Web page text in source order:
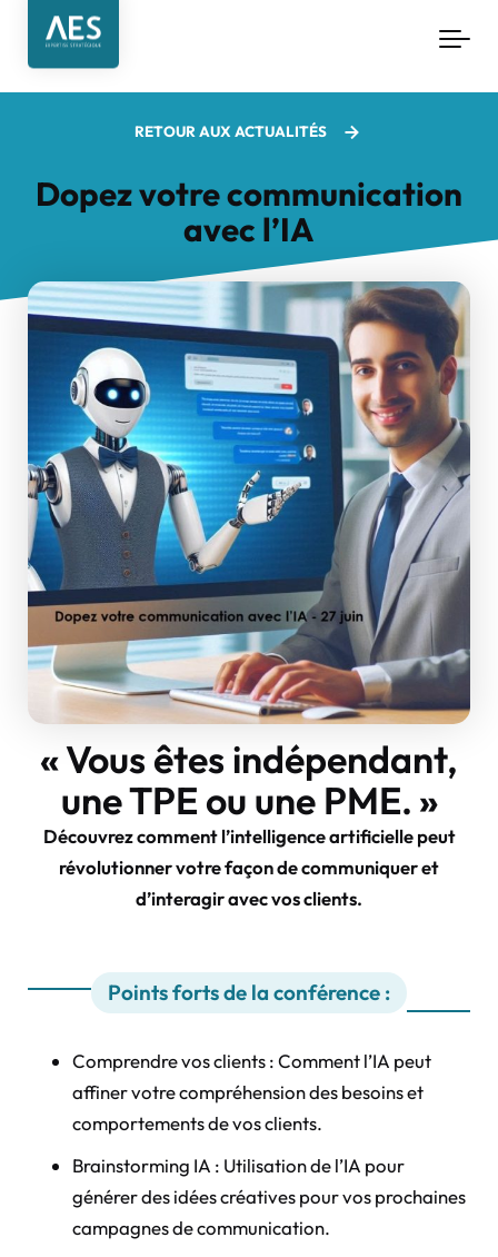
Aller au contenu principal
RETOUR AUX ACTUALITÉS
Dopez votre communication
avec l’IA
«Vous êtes indépendant,
une TPE ou une PME. »
Découvrez comment l’intelligence artificielle peut
révolutionner votre façon de communiquer et
d’interagir avec vos clients.
Points forts de la conférence :
Comprendre vos clients : Comment l’IA peut
affiner votre compréhension des besoins et
comportements de vos clients.
Brainstorming IA : Utilisation de l’IA pour
générer des idées créatives pour vos prochaines
campagnes de communication.